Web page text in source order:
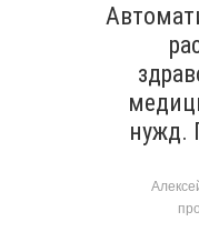
нужд.